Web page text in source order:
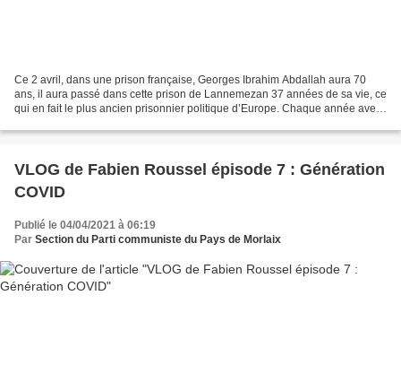
Ce 2 avril, dans une prison française, Georges Ibrahim Abdallah aura 70
ans, il aura passé dans cette prison de Lannemezan 37 années de sa vie, ce
qui en fait le plus ancien prisonnier politique d’Europe. Chaque année avec
VLOG de Fabien Roussel épisode 7 : Génération
COVID
Publié le 04/04/2021 à 06:19
Par Section du Parti communiste du Pays de Morlaix